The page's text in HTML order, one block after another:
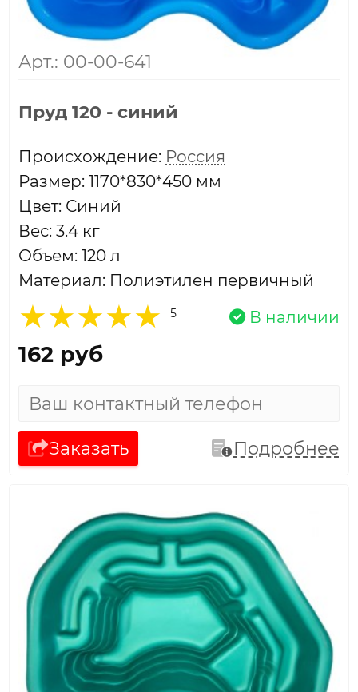
Арт.: 00-00-641
Пруд 120 - синий
Проиcхождение: Россия
Размер: 1170*830*450 мм
Цвет: Синий
Вес: 3.4 кг
Объем: 120 л
Материал: Полиэтилен первичный
5 В наличии
162 руб
Заказать Подробнее